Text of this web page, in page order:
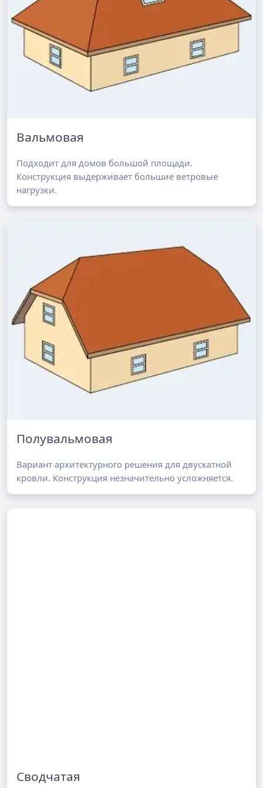
Вальмовая
Подходит для домов большой площади.
Конструкция выдерживает большие ветровые
нагрузки.
Полувальмовая
Вариант архитектурного решения для двускатной
кровли. Конструкция незначительно усложняется.
Сводчатая